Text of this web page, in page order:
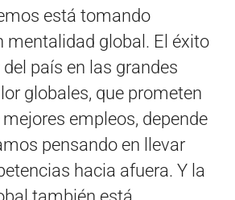
está tomando
mentalidad global. El éxito
país en las grandes
globales, que prometen
empleos, depende
pensando en llevar
hacia afuera. Y la